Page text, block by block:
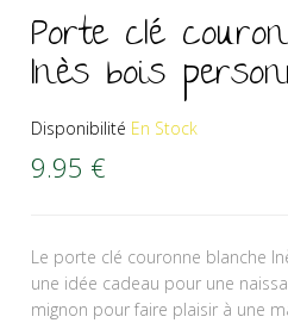
Porte clé
Inès bois
Disponibilité En Stock
9.95 €
Le porte clé couronne blanche
une idée cadeau pour une
mignon pour faire plaisir à une